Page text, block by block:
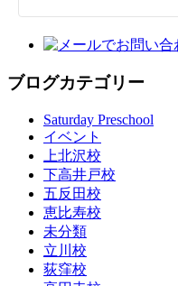
索:
ブログカテゴリー
Saturday Preschool
イベント
上北沢校
下高井戸校
五反田校
恵比寿校
未分類
立川校
荻窪校